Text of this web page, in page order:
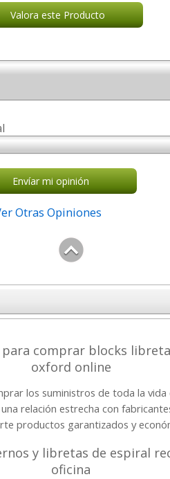
Valora este Producto
Envíar mi opinión
Otras Opiniones
comprar blocks
oxford online
los suministros de toda la
relación estrecha con
productos garantizados y
y libretas de espiral
oficina